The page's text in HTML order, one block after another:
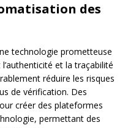
des
technologie prometteuse
et la traçabilité
réduire les risques
de vérification. Des
créer des plateformes
permettant des